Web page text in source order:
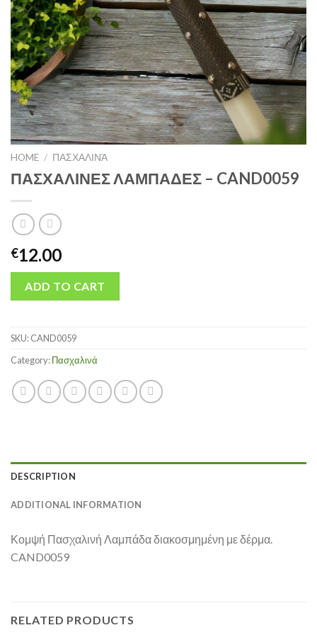
HOME / ΠΑΣΧΑΛΙΝΆ
ΠΑΣΧΑΛΙΝΕΣ ΛΑΜΠΑΔΕΣ – CAND0059
€12.00
ADD TO CART
SKU:CAND0059
Category:Πασχαλινά
DESCRIPTION
ADDITIONAL INFORMATION
Κομψή Πασχαλινή Λαμπάδα διακοσμημένη με δέρμα.
CAND0059
RELATED PRODUCTS